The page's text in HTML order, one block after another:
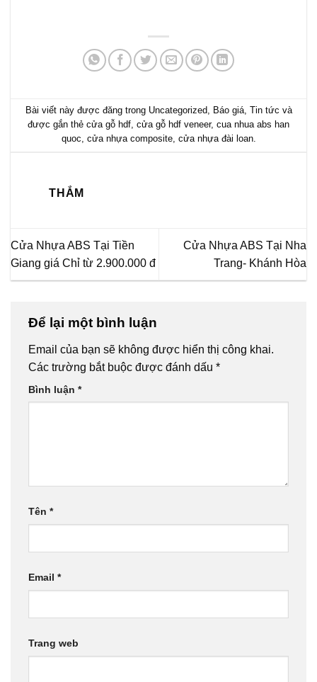
Bài viết này được đăng trong Uncategorized, Báo giá, Tin tức và
được gắn thẻ cửa gỗ hdf, cửa gỗ hdf veneer, cua nhua abs han
quoc, cửa nhựa composite, cửa nhựa đài loan.
THẮM
Cửa Nhựa ABS Tại Tiền
Giang giá Chỉ từ 2.900.000 đ
Cửa Nhựa ABS Tại Nha
Trang- Khánh Hòa
Để lại một bình luận
Email của bạn sẽ không được hiển thị công khai.
Các trường bắt buộc được đánh dấu *
Bình luận *
Tên *
Email *
Trang web